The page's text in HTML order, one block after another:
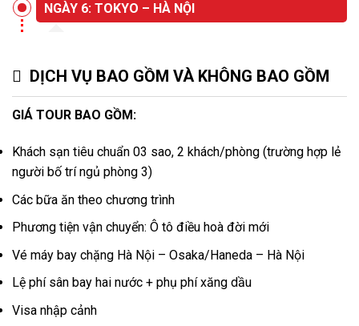
NGÀY 6: TOKYO – HÀ NỘI
DỊCH VỤ BAO GỒM VÀ KHÔNG BAO GỒM
GIÁ TOUR BAO GỒM:
Khách sạn tiêu chuẩn 03 sao, 2 khách/phòng (trường hợp lẻ
người bố trí ngủ phòng 3)
Các bữa ăn theo chương trình
Phương tiện vận chuyển: Ô tô điều hoà đời mới
Vé máy bay chặng Hà Nội – Osaka/Haneda – Hà Nội
Lệ phí sân bay hai nước + phụ phí xăng dầu
Visa nhập cảnh